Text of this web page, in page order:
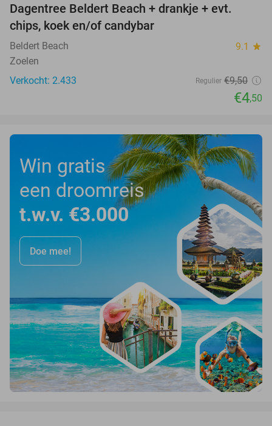
Dagentree Beldert Beach + drankje + evt.
chips, koek en/of candybar
Beldert Beach 9.1 star
Zoelen
Verkocht: 2.433
Regulier €9,50
€4,50
Win gratis
een droomreis
t.w.v. €3.000
Doe mee!